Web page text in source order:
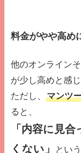
料金がやや高め
他のオンライン
が少し高めと感
ただし、マンツ
ると、
「内容に見
くない」
とい